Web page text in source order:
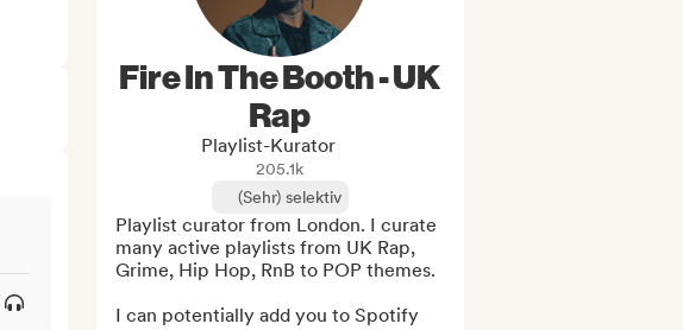
Fire In The Booth - UK
Rap
Playlist-Kurator
205.1k
(Sehr) selektiv
Playlist curator from London. I curate
many active playlists from UK Rap,
Grime, Hip Hop, RnB to POP themes.
I can potentially add you to Spotify